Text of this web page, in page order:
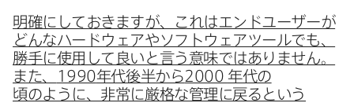
明確に​して​おきますが、​これは​エンドユーザーが​
どんな​ハードウェアや​ソフトウェアツールでも、​
勝手に​使用して​良いと​言う​意味では​ありません。​
また、
1990年代後​半から2000 年代の​
頃のように、​非常に​厳格な​管理に​戻ると​いう​